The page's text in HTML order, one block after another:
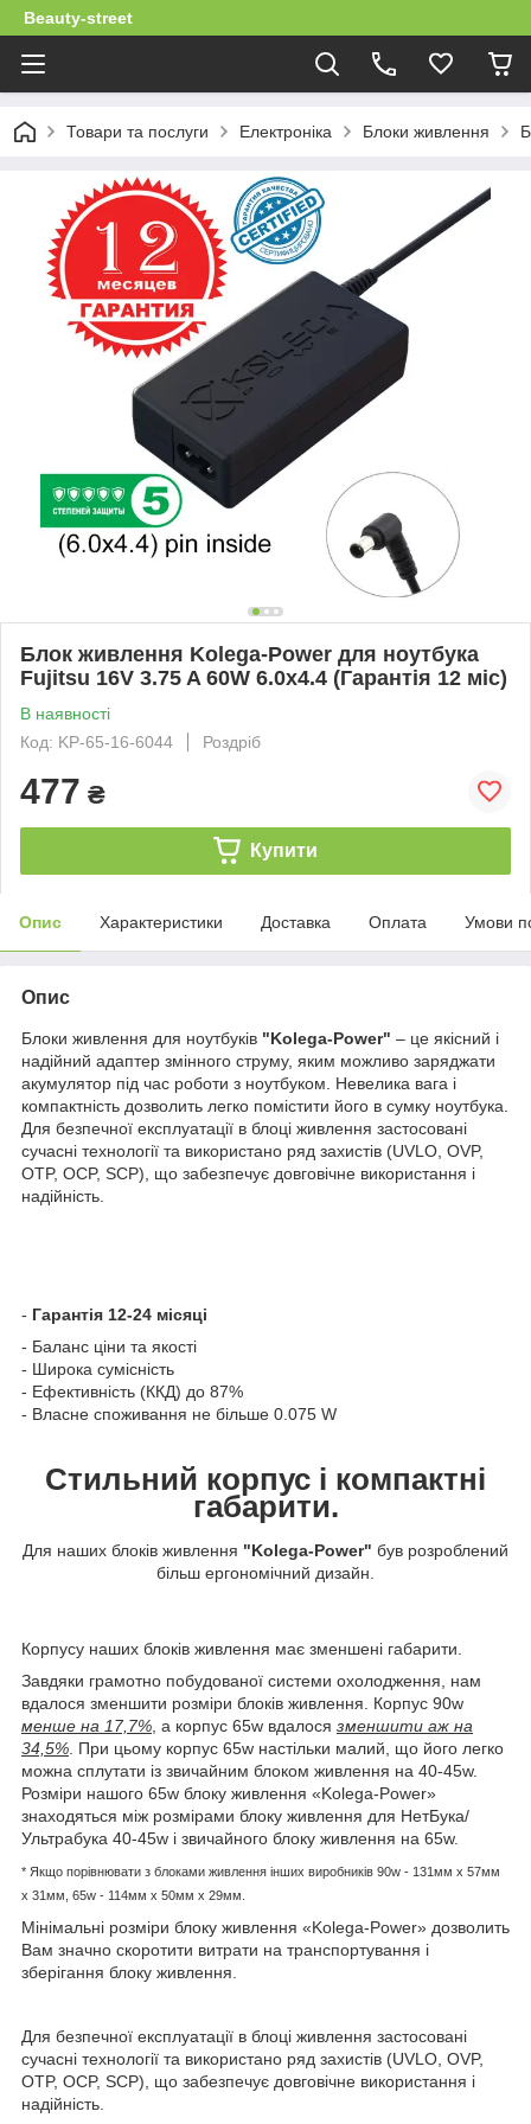
Beauty-street
Товари та послуги Електроніка Блоки живлення
Блок живлення Kolega-Power для ноутбука
Fujitsu 16V 3.75 A 60W 6.0x4.4 (Гарантія 12 міс)
В наявності
Код: KP-65-16-6044
Роздріб
477 ₴
Купити
Опис Характеристики Доставка Оплата Умови
Опис
Блоки живлення для ноутбуків "Kolega-Power" – це якісний і
надійний адаптер змінного струму, яким можливо заряджати
акумулятор під час роботи з ноутбуком. Невелика вага і
компактність дозволить легко помістити його в сумку ноутбука.
Для безпечної експлуатації в блоці живлення застосовані
сучасні технології та використано ряд захистів (UVLO, OVP,
OTP, OCP, SCP), що забезпечує довговічне використання і
надійність.
- Гарантія 12-24 місяці
- Баланс ціни та якості
- Широка сумісність
- Ефективність (ККД) до 87%
- Власне споживання не більше 0.075 W
Стильний корпус і компактні
габарити.
Для наших блоків живлення "Kolega-Power" був розроблений
більш ергономічний дизайн.
Корпусу наших блоків живлення має зменшені габарити.
Завдяки грамотно побудованої системи охолодження, нам
вдалося зменшити розміри блоків живлення. Корпус 90w
менше на 17,7% , а корпус 65w вдалося зменшити аж на
34,5% . При цьому корпус 65w настільки малий, що його легко
можна сплутати із звичайним блоком живлення на 40-45w.
Розміри нашого 65w блоку живлення «Kolega-Power»
знаходяться між розмірами блоку живлення для НетБука/
Ультрабука 40-45w і звичайного блоку живлення на 65w.
* Якщо порівнювати з блоками живлення інших виробників 90w - 131мм x 57мм
x 31мм, 65w - 114мм х 50мм x 29мм.
Мінімальні розміри блоку живлення «Kolega-Power» дозволить
Вам значно скоротити витрати на транспортування і
зберігання блоку живлення.
Для безпечної експлуатації в блоці живлення застосовані
сучасні технології та використано ряд захистів (UVLO, OVP,
OTP, OCP, SCP), що забезпечує довговічне використання і
надійність.